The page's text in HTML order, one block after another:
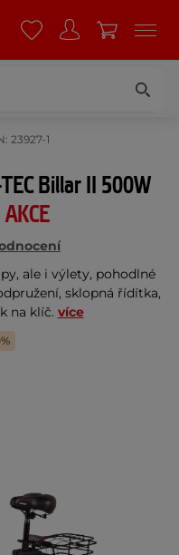
23927-1
Billar II 500W
AKCE
ale i výlety, pohodlné
sklopná řídítka,
na klíč. více